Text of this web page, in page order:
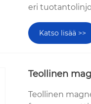
eri
Katso lisää >>
Teollinen
Teollinen